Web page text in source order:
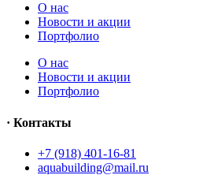
O нас
Новости и акции
Портфолио
O нас
Новости и акции
Портфолио
· Контакты
+7 (918) 401-16-81
aquabuilding@mail.ru